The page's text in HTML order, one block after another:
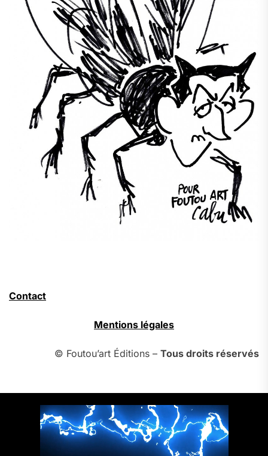
Contact
Mentions légales
© Foutou’art Éditions – Tous droits réservés